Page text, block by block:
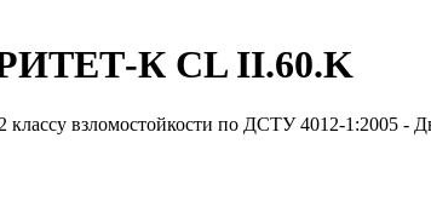
К CL II.60.K
взломостойкости по ДСТУ 4012-1:2005 -